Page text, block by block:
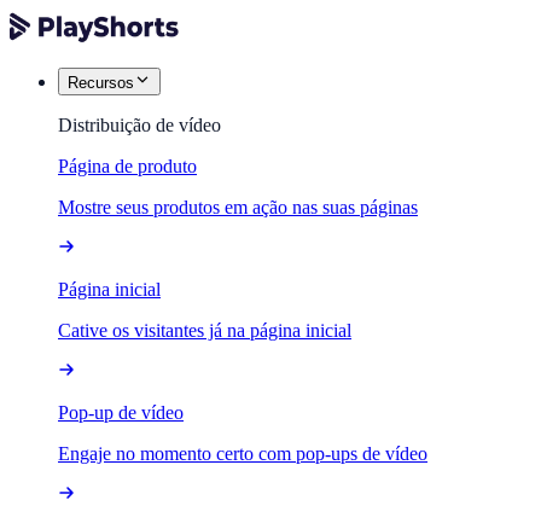
Recursos
Distribuição de vídeo
Página de produto
Mostre seus produtos em ação nas suas páginas
Página inicial
Cative os visitantes já na página inicial
Pop-up de vídeo
Engaje no momento certo com pop-ups de vídeo